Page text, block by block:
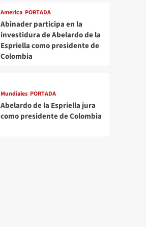
America PORTADA
Abinader participa en la
investidura de Abelardo de la
Espriella como presidente de
Colombia
Mundiales PORTADA
Abelardo de la Espriella jura
como presidente de Colombia